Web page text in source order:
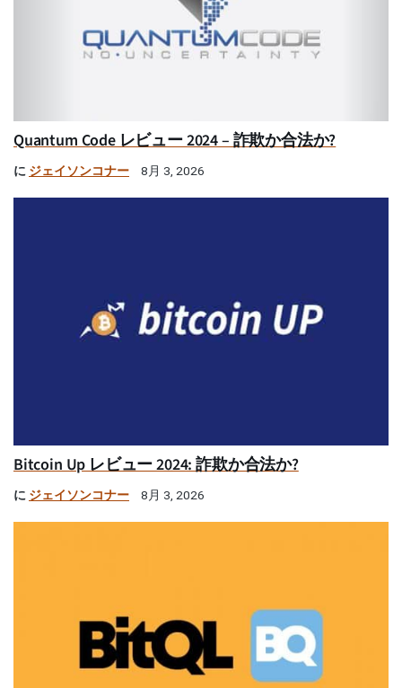
Quantum Code レビュー 2024 – 詐欺か合法か?
に ジェイソンコナー 8月 3, 2026
Bitcoin Up レビュー 2024: 詐欺か合法か?
に ジェイソンコナー 8月 3, 2026